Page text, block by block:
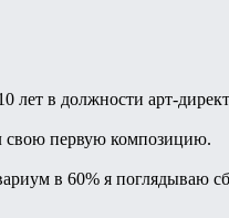
лет в должности арт-
свою первую композицию.
в 60% я поглядываю